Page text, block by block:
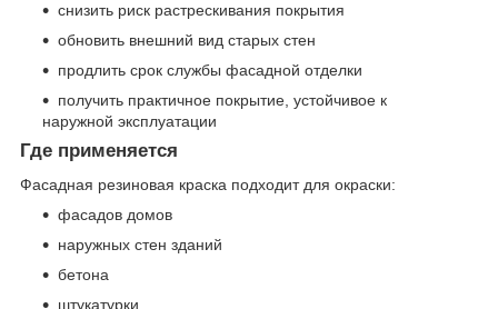
снизить риск растрескивания покрытия
обновить внешний вид старых стен
продлить срок службы фасадной отделки
получить практичное покрытие, устойчивое к
наружной эксплуатации
Где применяется
Фасадная резиновая краска подходит для окраски:
фасадов домов
наружных стен зданий
бетона
штукатурки